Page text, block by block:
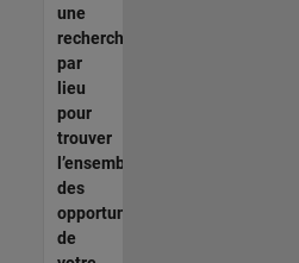
une
recherche
par
lieu
pour
trouver
l’ensemble
des
opportunités
de